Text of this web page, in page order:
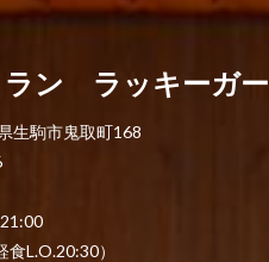
ラン ラッキーガ
生駒市鬼取町168
食L.O.20:30）